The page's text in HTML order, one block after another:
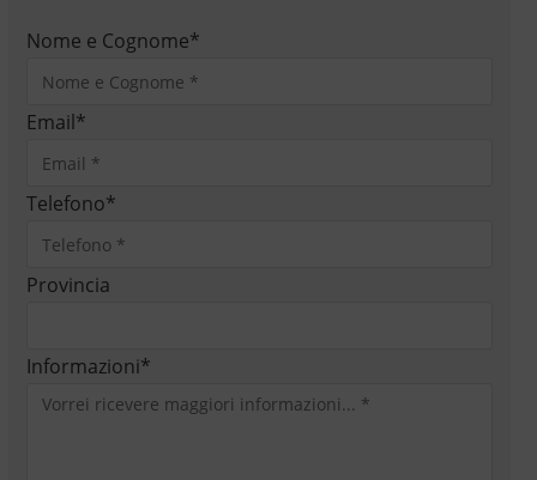
Nome e Cognome*
Email*
Telefono*
Provincia
Informazioni*